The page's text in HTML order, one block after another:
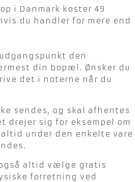
i Danmark koster 49
du handler for mere end
den
din bopæl. Ønsker du
det i noterne når du
sendes, og skal afhentes
drejer sig for eksempel om
under den enkelte vare
altid vælge gratis
forretning ved